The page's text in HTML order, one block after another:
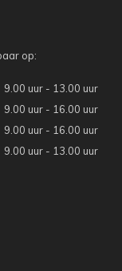
op:
9.00 uur - 13.00 uur
9.00 uur - 16.00 uur
9.00 uur - 16.00 uur
9.00 uur - 13.00 uur